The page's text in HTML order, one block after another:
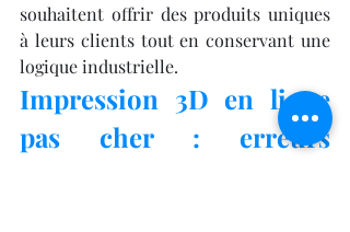
souhaitent offrir des produits uniques
à leurs clients tout en conservant une
logique industrielle.
Impression 3D en ligne
pas cher : erreurs